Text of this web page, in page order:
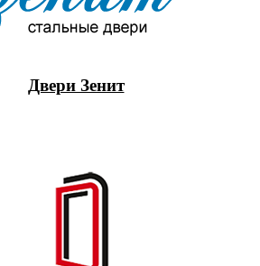
Двери Зенит